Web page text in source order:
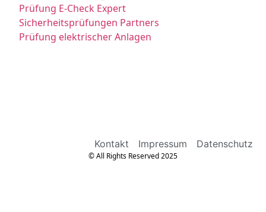
Prüfung E-Check Expert
Sicherheitsprüfungen Partners
Prüfung elektrischer Anlagen
Kontakt Impressum Datenschutz
© All Rights Reserved 2025